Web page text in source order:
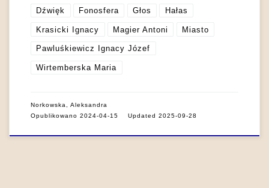
Dźwięk Fonosfera Głos Hałas
Krasicki Ignacy Magier Antoni Miasto
Pawluśkiewicz Ignacy Józef
Wirtemberska Maria
Norkowska, Aleksandra
Opublikowano 2024-04-15 Updated 2025-09-28